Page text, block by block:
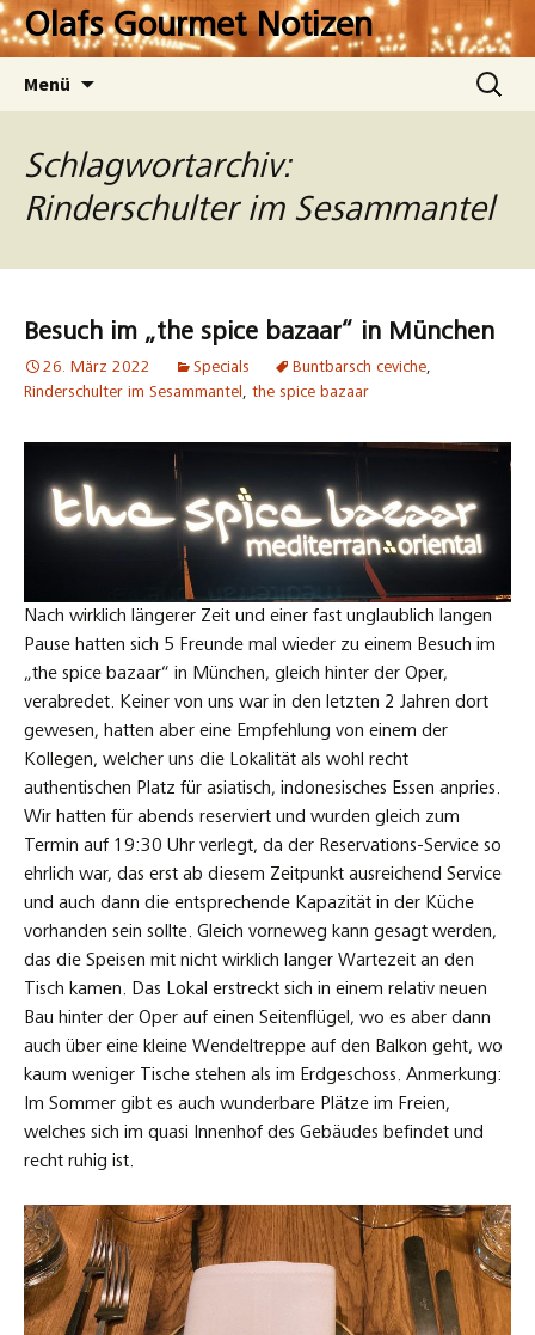
Zum
InhaltOlafs Gourmet Notizen
Menü
Suchen
nach:
Schlagwortarchiv:
Rinderschulter im Sesammantel
Besuch im „the spice bazaar“ in München
26. März 2022 Specials Buntbarsch ceviche,
Rinderschulter im Sesammantel, the spice bazaar
Nach wirklich längerer Zeit und einer fast unglaublich langen
Pause hatten sich 5 Freunde mal wieder zu einem Besuch im
„the spice bazaar“ in München, gleich hinter der Oper,
verabredet. Keiner von uns war in den letzten 2 Jahren dort
gewesen, hatten aber eine Empfehlung von einem der
Kollegen, welcher uns die Lokalität als wohl recht
authentischen Platz für asiatisch, indonesisches Essen anpries.
Wir hatten für abends reserviert und wurden gleich zum
Termin auf 19:30 Uhr verlegt, da der Reservations-Service so
ehrlich war, das erst ab diesem Zeitpunkt ausreichend Service
und auch dann die entsprechende Kapazität in der Küche
vorhanden sein sollte. Gleich vorneweg kann gesagt werden,
das die Speisen mit nicht wirklich langer Wartezeit an den
Tisch kamen. Das Lokal erstreckt sich in einem relativ neuen
Bau hinter der Oper auf einen Seitenflügel, wo es aber dann
auch über eine kleine Wendeltreppe auf den Balkon geht, wo
kaum weniger Tische stehen als im Erdgeschoss. Anmerkung:
Im Sommer gibt es auch wunderbare Plätze im Freien,
welches sich im quasi Innenhof des Gebäudes befindet und
recht ruhig ist.